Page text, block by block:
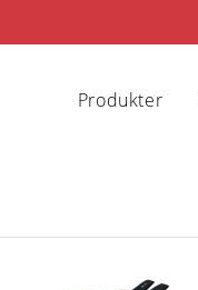
Produkter